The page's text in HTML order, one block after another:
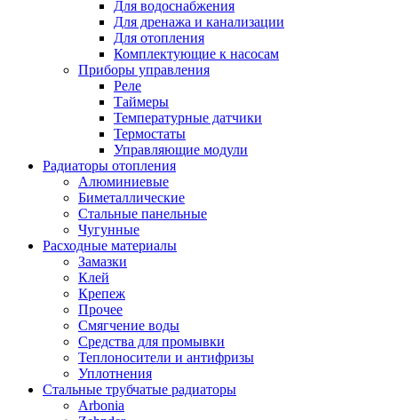
Для водоснабжения
Для дренажа и канализации
Для отопления
Комплектующие к насосам
Приборы управления
Реле
Таймеры
Температурные датчики
Термостаты
Управляющие модули
Радиаторы отопления
Алюминиевые
Биметаллические
Стальные панельные
Чугунные
Расходные материалы
Замазки
Клей
Крепеж
Прочее
Смягчение воды
Средства для промывки
Теплоносители и антифризы
Уплотнения
Стальные трубчатые радиаторы
Arbonia